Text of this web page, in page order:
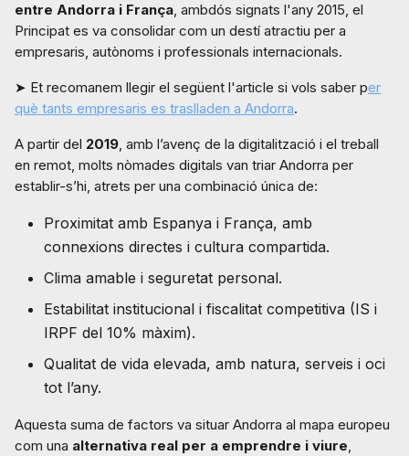
entre Andorra i França, ambdós signats l'any 2015, el
Principat es va consolidar com un destí atractiu per a
empresaris, autònoms i professionals internacionals.
➤ Et recomanem llegir el següent l'article si vols saber per
què tants empresaris es traslladen a Andorra.
A partir del 2019, amb l’avenç de la digitalització i el treball
en remot, molts nòmades digitals van triar Andorra per
establir-s’hi, atrets per una combinació única de:
Proximitat amb Espanya i França, amb
connexions directes i cultura compartida.
Clima amable i seguretat personal.
Estabilitat institucional i fiscalitat competitiva (IS i
IRPF del 10% màxim).
Qualitat de vida elevada, amb natura, serveis i oci
tot l’any.
Aquesta suma de factors va situar Andorra al mapa europeu
com una alternativa real per a emprendre i viure,